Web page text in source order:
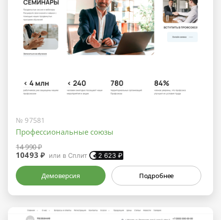
№ 97581
Профессиональные союзы
14 990 ₽
10493 ₽ или в Сплит 2 623 ₽
Демоверсия Подробнее